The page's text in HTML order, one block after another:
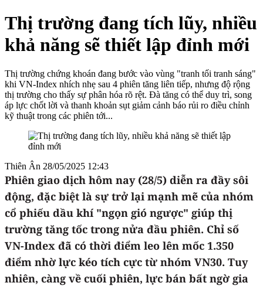
Thị trường đang tích lũy, nhiều
khả năng sẽ thiết lập đỉnh mới
Thị trường chứng khoán đang bước vào vùng "tranh tối tranh sáng"
khi VN-Index nhích nhẹ sau 4 phiên tăng liên tiếp, nhưng độ rộng
thị trường cho thấy sự phân hóa rõ rệt. Đà tăng có thể duy trì, song
áp lực chốt lời và thanh khoản sụt giảm cảnh báo rủi ro điều chỉnh
kỹ thuật trong các phiên tới...
Thiên Ân 28/05/2025 12:43
Phiên giao dịch hôm nay (28/5) diễn ra đầy sôi
động, đặc biệt là sự trở lại mạnh mẽ của nhóm
cổ phiếu dầu khí "ngọn gió ngược" giúp thị
trường tăng tốc trong nửa đầu phiên. Chỉ số
VN-Index đã có thời điểm leo lên mốc 1.350
điểm nhờ lực kéo tích cực từ nhóm VN30. Tuy
nhiên, càng về cuối phiên, lực bán bất ngờ gia